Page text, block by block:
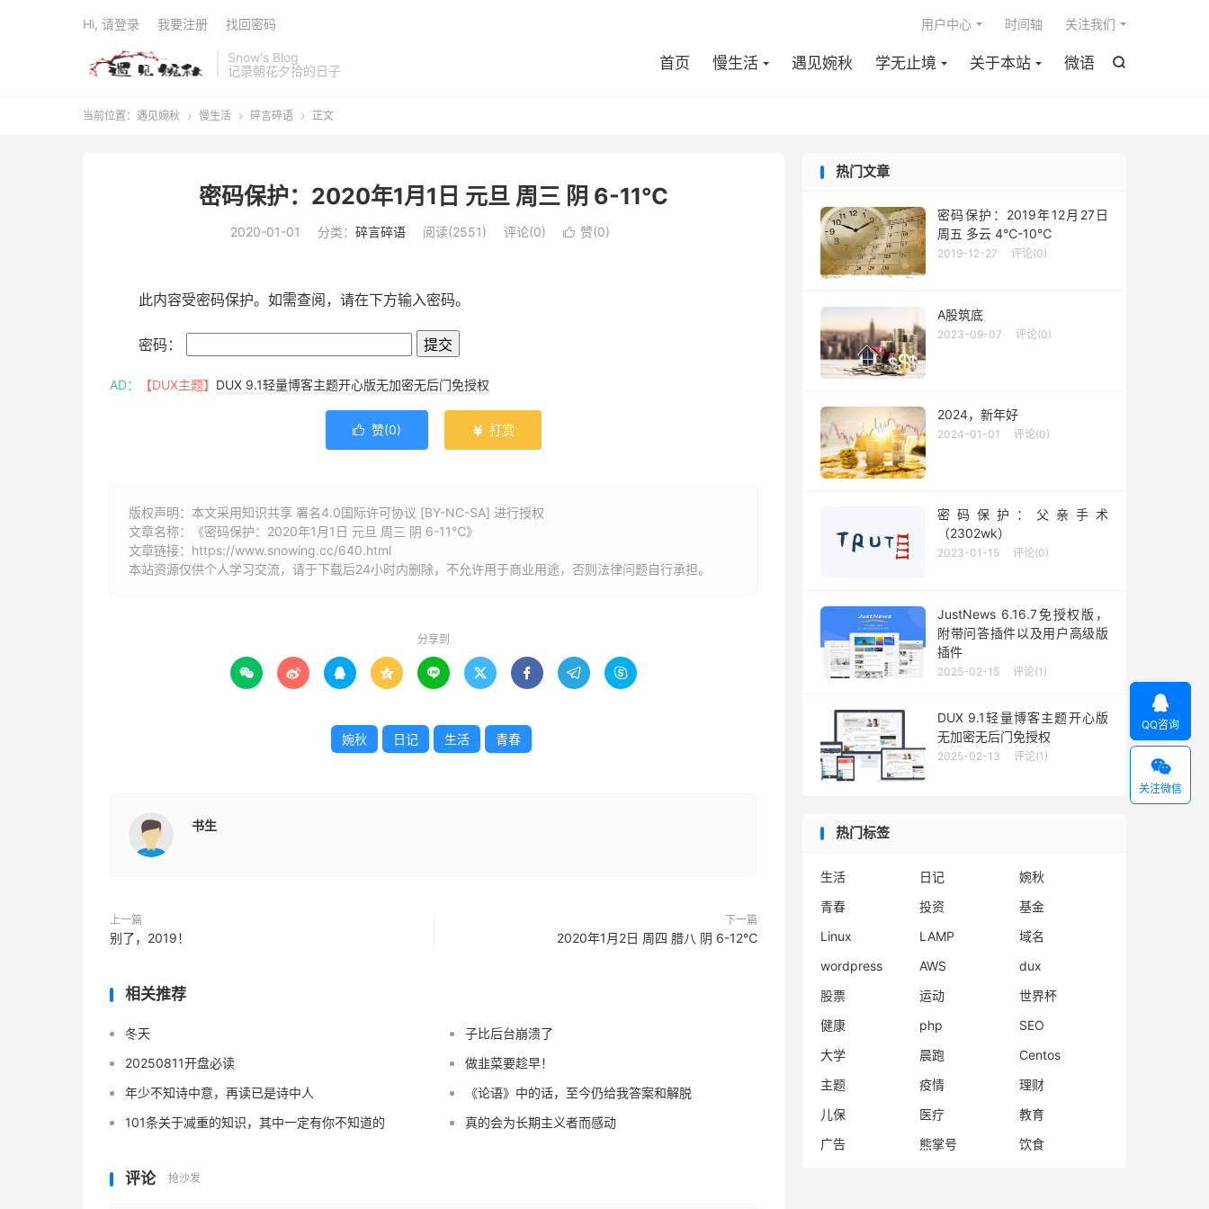
Snow's Blog
记录朝花夕拾的日子

首页 慢生活 遇见婉秋 学无止境 关于本站 微语
用户中心 时间轴 关注我们
Hi, 请登录 我要注册 找回密码
当前位置： 遇见婉秋  慢生活  碎言碎语  正文
密码保护：2020年1月1日 元旦 周三 阴 6-11℃
2020-01-01 分类： 碎言碎语 阅读(2551) 评论(0)  赞(0)
此内容受密码保护。如需查阅，请在下方输入密码。
密码：
AD： 【DUX主题】 DUX 9.1轻量博客主题开心版无加密无后门免授权
 赞(0)  打赏
版权声明：本文采用知识共享 署名4.0国际许可协议 [BY-NC-SA] 进行授权
文章名称：《密码保护：2020年1月1日 元旦 周三 阴 6-11℃》
文章链接： https://www.snowing.cc/640.html
本站资源仅供个人学习交流，请于下载后24小时内删除，不允许用于商业用途，否则法律问题自行承担。
分享到
        
婉秋 日记 生活 青春
书生
上一篇
别了，2019！
下一篇
2020年1月2日 周四 腊八 阴 6-12℃
相关推荐
冬天
子比后台崩溃了
20250811开盘必读
做韭菜要趁早！
年少不知诗中意，再读已是诗中人
《论语》中的话，至今仍给我答案和解脱
101条关于减重的知识，其中一定有你不知道的
真的会为长期主义者而感动
评论 抢沙发
热门文章
密码保护：2019年12月27日
周五 多云 4℃-10℃
2019-12-27 评论(0)
A股筑底
2023-09-07 评论(0)
2024，新年好
2024-01-01 评论(0)
密码保护：父亲手术
（2302wk）
2023-01-15 评论(0)
JustNews 6.16.7免授权版，
附带问答插件以及用户高级版
插件
2025-02-15 评论(1)
DUX 9.1轻量博客主题开心版
无加密无后门免授权
2025-02-13 评论(1)
热门标签
生活 日记
婉秋
青春
投资
基金
Linux
LAMP
域名
wordpress
AWS
dux
股票
运动
世界杯
健康
php
SEO
大学
晨跑
Centos
主题
疫情
理财
儿保
医疗
教育
广告
熊掌号 饮食

QQ咨询

关注微信